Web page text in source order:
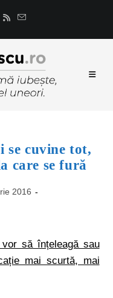
se cuvine tot,
care se fură
2016
să înțeleagă sau
mai scurtă, mai